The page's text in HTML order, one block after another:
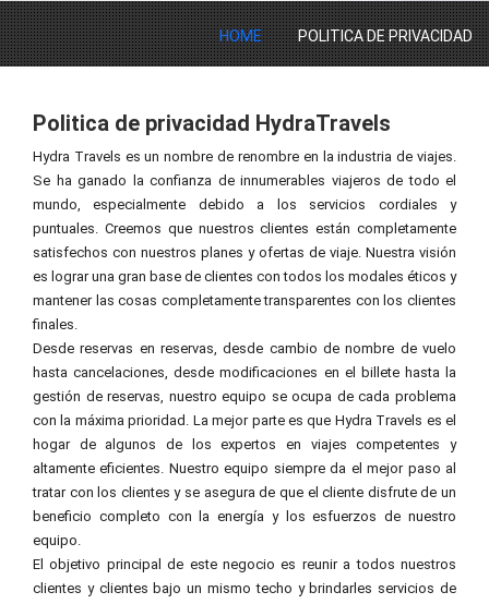
HOME POLITICA DE PRIVACIDAD
Politica de privacidad HydraTravels
Hydra Travels es un nombre de renombre en la industria de viajes.
Se ha ganado la confianza de innumerables viajeros de todo el
mundo, especialmente debido a los servicios cordiales y
puntuales. Creemos que nuestros clientes están completamente
satisfechos con nuestros planes y ofertas de viaje. Nuestra visión
es lograr una gran base de clientes con todos los modales éticos y
mantener las cosas completamente transparentes con los clientes
finales.
Desde reservas en reservas, desde cambio de nombre de vuelo
hasta cancelaciones, desde modificaciones en el billete hasta la
gestión de reservas, nuestro equipo se ocupa de cada problema
con la máxima prioridad. La mejor parte es que Hydra Travels es el
hogar de algunos de los expertos en viajes competentes y
altamente eficientes. Nuestro equipo siempre da el mejor paso al
tratar con los clientes y se asegura de que el cliente disfrute de un
beneficio completo con la energía y los esfuerzos de nuestro
equipo.
El objetivo principal de este negocio es reunir a todos nuestros
clientes y clientes bajo un mismo techo y brindarles servicios de